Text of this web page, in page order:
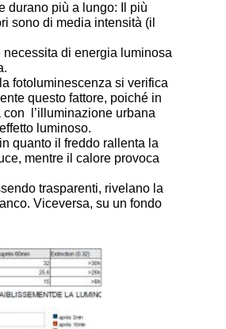
durano più a lungo: Il più
sono di media intensità (il
necessita di energia luminosa
fotoluminescenza si verifica
questo fattore, poiché in
l’illuminazione urbana
luminoso.
quanto il freddo rallenta la
mentre il calore provoca
trasparenti, rivelano la
Viceversa, su un fondo